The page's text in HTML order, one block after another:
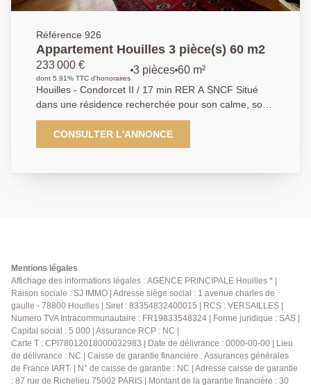
Référence 926
Appartement Houilles 3 pièce(s) 60 m2
233 000 €
dont 5.91% TTC d'honoraires
3 pièces 60 m²
Houilles - Condorcet II / 17 min RER A SNCF Situé
dans une résidence recherchée pour son calme, son
aspect familiale, proche des écoles et à 5 min en bus
de la gare Houilles / Carrières sur seine (17 min à
pied), nous avons le plaisir de vous présenter en
chambres dont une avec dressing. Pour finir, une
cave en sous-sol complète ce bien ainsi qu'un local à
vélo collectif. Parking collectif dans la résidence pour
un stationnement sans difficulté et arrêt de bus situé
en face. Bien proposé par Kyllian GABA, agent
commercial (903 414 209 R.S.A.C Versailles) Les
informations sur les risques auxquels ce bien est
exposé sont disponibles sur le site Géorisques :
www.georisques.gouv.fr
CONSULTER L'ANNONCE
Mentions légales
Affichage des informations légales : AGENCE PRINCIPALE Houilles * |
Raison sociale : SJ IMMO | Adresse siège social : 1 avenue charles de
gaulle - 78800 Houilles | Siret : 83354832400015 | RCS : VERSAILLES |
Numero TVA Intracommunautaire : FR19833548324 | Forme juridique : SAS |
Capital social : 5 000 | Assurance RCP : NC |
Carte T : CPI78012018000032983 | Date de délivrance : 0000-00-00 | Lieu
de délivrance : NC | Caisse de garantie financière : Assurances générales
de France IART. | N° de caisse de garantie : NC | Adresse caisse de garantie
: 87 rue de Richelieu 75002 PARIS | Montant de la garantie financière : 30